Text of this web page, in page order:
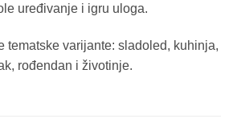
uređivanje i igru uloga.
tematske varijante: sladoled, kuhinja,
rođendan i životinje.